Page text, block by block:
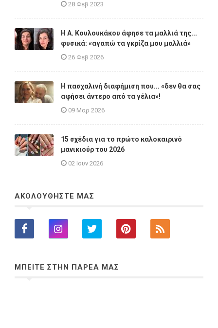
28 Φεβ 2023
Η A. Κουλουκάκου άφησε τα μαλλιά της...
φυσικά: «αγαπώ τα γκρίζα μου μαλλιά»
26 Φεβ 2026
Η πασχαλινή διαφήμιση που... «δεν θα σας
αφήσει άντερο από τα γέλια»!
09 Μαρ 2026
15 σχέδια για το πρώτο καλοκαιρινό
μανικιούρ του 2026
02 Ιουν 2026
ΑΚΟΛΟΥΘΗΣΤΕ ΜΑΣ
ΜΠΕΙΤΕ ΣΤΗΝ ΠΑΡΕΑ ΜΑΣ